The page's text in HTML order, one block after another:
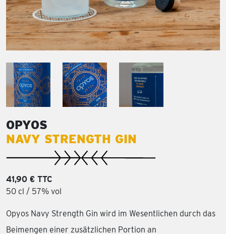
OPYOS
NAVY STRENGTH GIN
41,90 € TTC
50 cl / 57% vol
Opyos Navy Strength Gin wird im Wesentlichen durch das
Beimengen einer zusätzlichen Portion an